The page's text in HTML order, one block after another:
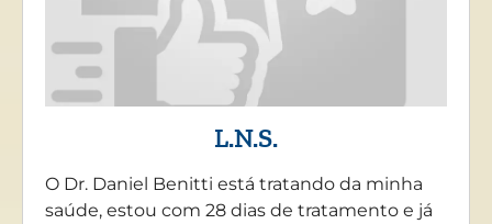
L.N.S.
O Dr. Daniel Benitti está tratando da minha
saúde, estou com 28 dias de tratamento e já